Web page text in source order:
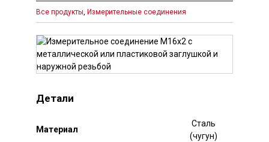
Все продукты, Измерительные соединения
Детали
Mатериал
Сталь
(чугун)